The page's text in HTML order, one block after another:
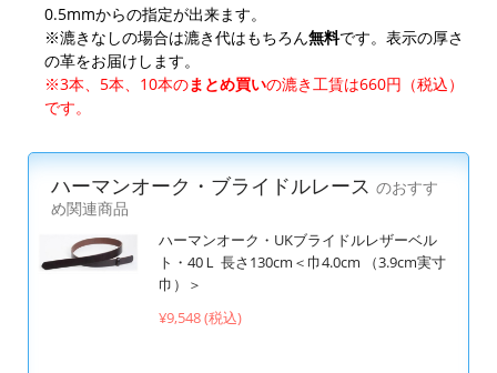
0.5mmからの指定が出来ます。
※漉きなしの場合は漉き代はもちろん無料です。表示の厚さ
の革をお届けします。
※3本、5本、10本のまとめ買いの漉き工賃は660円（税込）
です。
ハーマンオーク・ブライドルレース のおすす
め関連商品
ハーマンオーク・UKブライドルレザーベル
ト・40Ｌ 長さ130cm＜巾4.0cm （3.9cm実寸
巾）＞
¥9,548 (税込)